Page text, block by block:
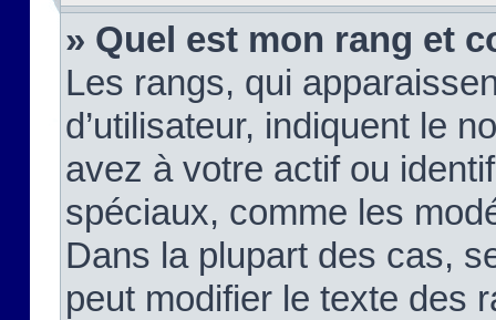
» Quel est mon rang et
Les rangs, qui
d’utilisateur, indiquent le
avez à votre actif ou
spéciaux, comme les
Dans la plupart des cas,
peut modifier le texte des